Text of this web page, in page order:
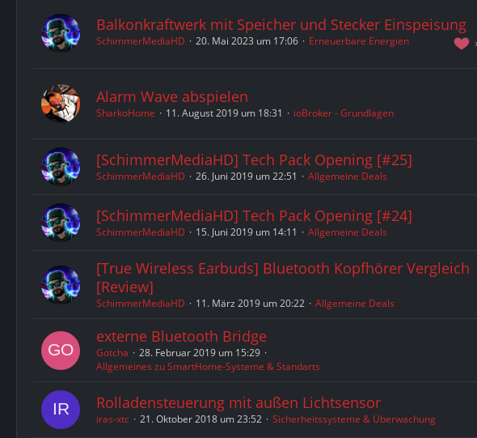
Balkonkraftwerk mit Speicher und Stecker Einspeisung
SchimmerMediaHD 20. Mai 2023 um 17:06 Erneuerbare Energien
Alarm Wave abspielen
SharkoHome 11. August 2019 um 18:31 ioBroker - Grundlagen
[SchimmerMediaHD] Tech Pack Opening [#25]
SchimmerMediaHD 26. Juni 2019 um 22:51 Allgemeine Deals
[SchimmerMediaHD] Tech Pack Opening [#24]
SchimmerMediaHD 15. Juni 2019 um 14:11 Allgemeine Deals
[True Wireless Earbuds] Bluetooth Kopfhörer Vergleich
[Review]
SchimmerMediaHD 11. März 2019 um 20:22 Allgemeine Deals
externe Bluetooth Bridge
Gotcha
28. Februar 2019 um 15:29
Allgemeines zu SmartHome-Systeme & Standarts
Rolladensteuerung mit außen Lichtsensor
iras-xtc 21. Oktober 2018 um 23:52 Sicherheitssysteme & Überwachung